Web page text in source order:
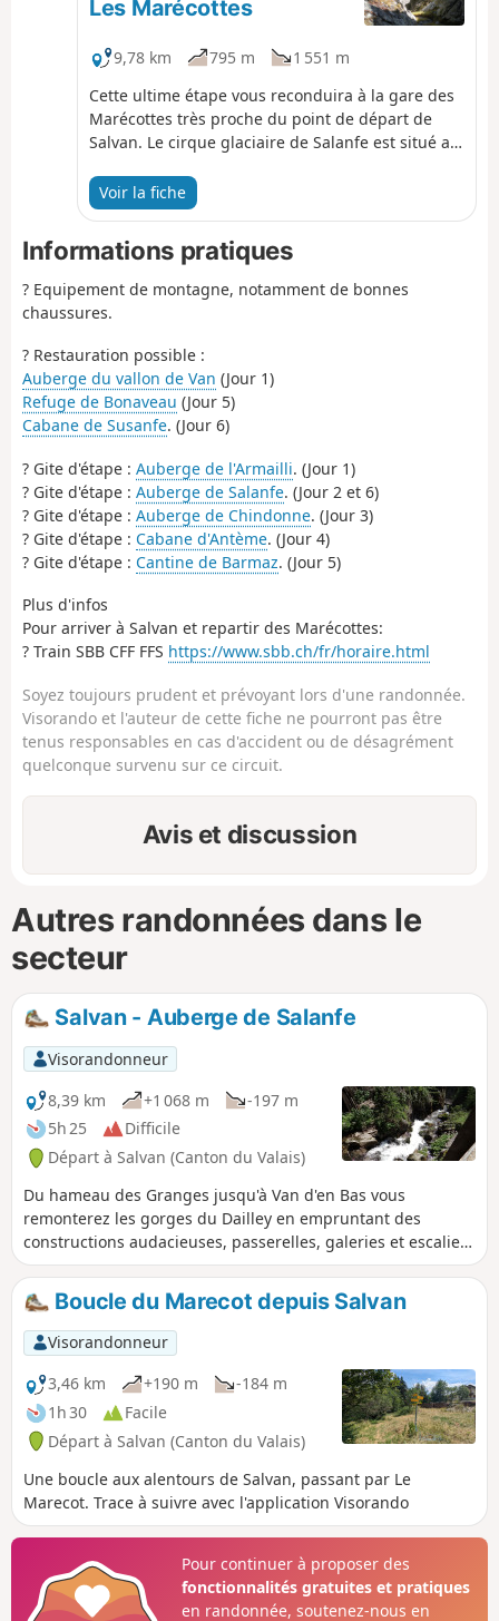
Les Marécottes
9,78 km 795 m
1 551 m
Cette ultime étape vous reconduira à la gare des
Marécottes très proche du point de départ de
Salvan. Le cirque glaciaire de Salanfe est situé au
C'est par le Col de la Golette, peu fréquenté, que
vous terminerez tour. Le passage est assez étroit,
col vous profiterez une dernière fois d'une vue
sur Les Dents du Midi et du lac de Salanfe. À l'Est
vous profiterez du panorama sur les Alpes
Voir la fiche
Informations pratiques
? Equipement de montagne, notamment de bonnes
chaussures.
? Restauration possible :
Auberge du vallon de Van (Jour 1)
Refuge de Bonaveau (Jour 5)
Cabane de Susanfe. (Jour 6)
? Gite d'étape : Auberge de l'Armailli. (Jour 1)
? Gite d'étape : Auberge de Salanfe. (Jour 2 et 6)
? Gite d'étape : Auberge de Chindonne. (Jour 3)
? Gite d'étape : Cabane d'Antème. (Jour 4)
? Gite d'étape : Cantine de Barmaz. (Jour 5)
Plus d'infos
Pour arriver à Salvan et repartir des Marécottes:
? Train SBB CFF FFS https://www.sbb.ch/fr/horaire.html
Soyez toujours prudent et prévoyant lors d'une randonnée.
Visorando et l'auteur de cette fiche ne pourront pas être
tenus responsables en cas d'accident ou de désagrément
quelconque survenu sur ce circuit.
Avis et discussion
Autres randonnées dans le
secteur
Salvan - Auberge de Salanfe
Visorandonneur
8,39 km
+1 068 m
-197 m
5h 25
Difficile
Départ à Salvan (Canton du Valais)
Du hameau des Granges jusqu'à Van d'en Bas vous
remonterez les gorges du Dailley en empruntant des
constructions audacieuses, passerelles, galeries et escaliers
vertigineux. La Salanfe dévale les gorges abruptes sur
plusieurs paliers. La vue est à couper le souffle. Vous
profiterez de nombreux points de vues sur les sommets des
Alpes. Vous traverserez le magnifique Vallon de Van. Le soir
à Salanfe, vous pourrez déjà admirer les Dents du Midi qui
se détachent derrière le lac
Boucle du Marecot depuis Salvan
Visorandonneur
3,46 km
+190 m
-184 m
1h 30
Facile
Départ à Salvan (Canton du Valais)
Une boucle aux alentours de Salvan, passant par Le
Marecot. Trace à suivre avec l'application Visorando
Pour continuer à proposer des
fonctionnalités gratuites et pratiques
en randonnée, soutenez-nous en